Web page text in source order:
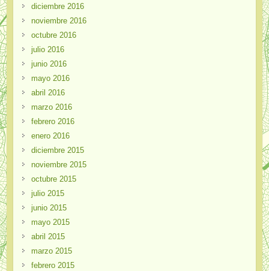
diciembre 2016
noviembre 2016
octubre 2016
julio 2016
junio 2016
mayo 2016
abril 2016
marzo 2016
febrero 2016
enero 2016
diciembre 2015
noviembre 2015
octubre 2015
julio 2015
junio 2015
mayo 2015
abril 2015
marzo 2015
febrero 2015